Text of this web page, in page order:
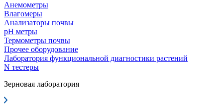
Анемометры
Влагомеры
Анализаторы почвы
pH метры
Термометры почвы
Прочее оборудование
Лаборатория функциональной диагностики растений
N тестеры
Зерновая лаборатория